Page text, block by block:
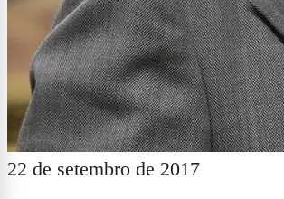
22 de setembro de 2017